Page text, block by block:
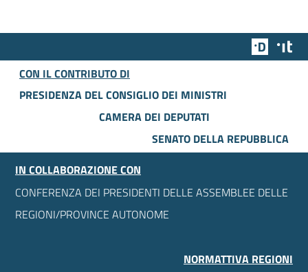
Team
CON IL CONTRIBUTO DI
PRESIDENZA DEL CONSIGLIO DEI MINISTRI
CAMERA DEI DEPUTATI
SENATO DELLA REPUBBLICA
IN COLLABORAZIONE CON
CONFERENZA DEI PRESIDENTI DELLE ASSEMBLEE DELLE
REGIONI/PROVINCE AUTONOME
NORMATTIVA REGIONI